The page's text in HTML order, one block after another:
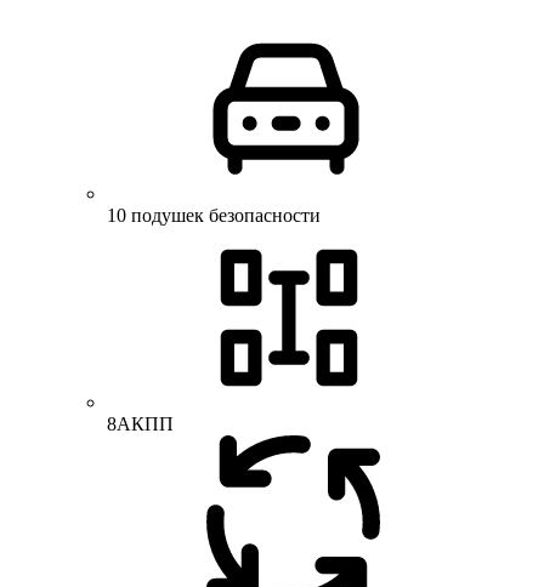
10 подушек безопасности
8АКПП